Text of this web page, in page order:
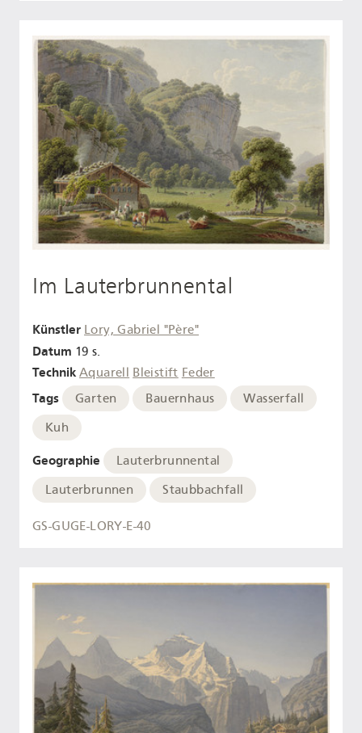
Im Lauterbrunnental
Künstler Lory, Gabriel "Père"
Datum 19 s.
Technik Aquarell Bleistift Feder
Tags Garten Bauernhaus
Wasserfall
Kuh
Geographie
Lauterbrunnental
Lauterbrunnen
Staubbachfall
GS-GUGE-LORY-E-40